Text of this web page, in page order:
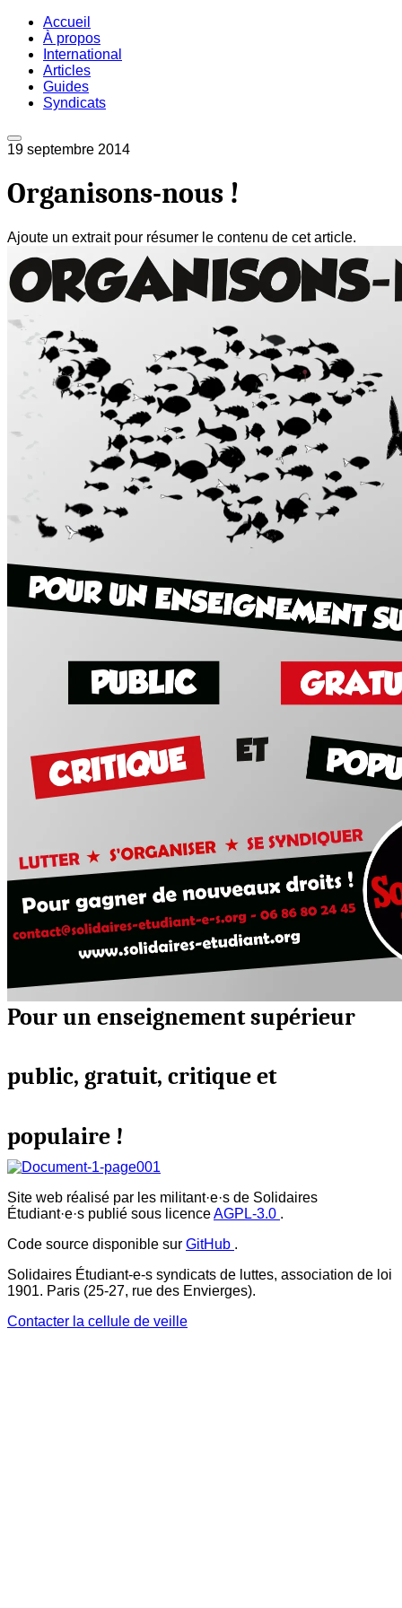
Accueil
À propos
International
Articles
Guides
Syndicats
19 septembre 2014
Organisons-nous !
Ajoute un extrait pour résumer le contenu de cet article.
Pour un enseignement supérieur
public, gratuit, critique et
populaire !
Site web réalisé par les militant·e·s de Solidaires
Étudiant·e·s publié sous licenceAGPL-3.0 .
Code source disponible sur GitHub .
Solidaires Étudiant-e-s syndicats de luttes, association de loi
1901. Paris (25-27, rue des Envierges).
Contacter la cellule de veille